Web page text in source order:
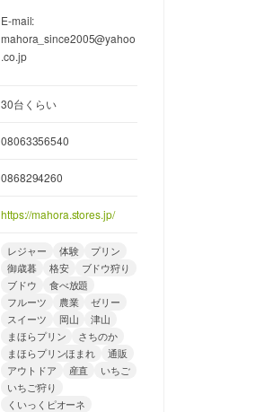
E-mail:
mahora_since2005@yahoo
.co.jp
30台くらい
08063356540
0868294260
https://mahora.stores.jp/
レジャー 体験
プリン
御歳暮
格安
ブドウ狩り
ブドウ
食べ放題
フルーツ
農業
ゼリー
スイーツ
岡山
津山
まほらプリン
さちのか
まほらプリンほまれ
通販
アウトドア
産直
いちご
いちご狩り
くいっくピオーネ